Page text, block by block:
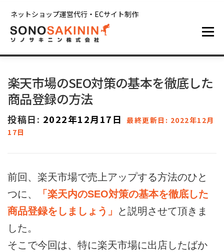
ネットショップ運営代行・ECサイト制作
メニュー
楽天市場のSEO対策の基本を徹底した
商品登録の方法
投稿日: 2022年12月17日 最終更新日: 2022年12月
17日
前回、楽天市場で売上アップする方法のひと
つに、
「楽天内のSEO対策の基本を徹底した
商品登録をしましょう」
と説明させて頂きま
した。
そこで今回は、特に楽天市場に出店したばか